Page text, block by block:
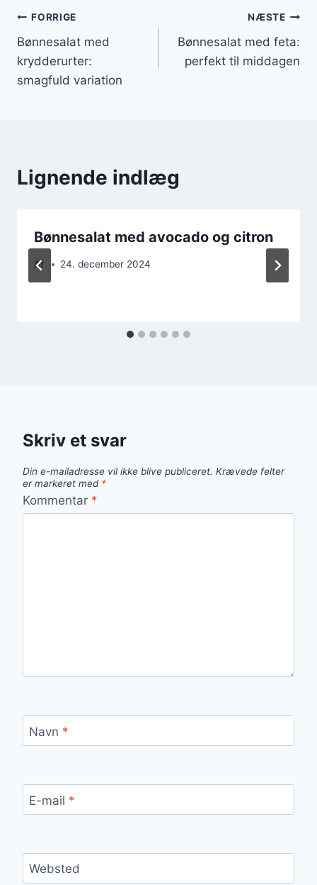
Indlægsnavigation
FORRIGE
Bønnesalat med
krydderurter:
smagfuld variation
NÆSTE
Bønnesalat med feta:
perfekt til middagen
Lignende indlæg
Bønnesalat med avocado og citron
Af 24. december 2024
Skriv et svar
Din e-mailadresse vil ikke blive publiceret. Krævede felter
er markeret med *
Kommentar *
Navn *
E-mail *
Websted